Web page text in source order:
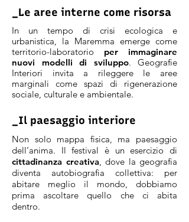
_Le aree interne come risorsa
In un tempo di crisi ecologica e
urbanistica, la Maremma emerge come
territorio-laboratorio per immaginare
nuovi modelli di sviluppo. Geografie
Interiori invita a rileggere le aree
marginali come spazi di rigenerazione
sociale, culturale e ambientale.
_Il paesaggio interiore
Non solo mappa fisica, ma paesaggio
dell’anima. Il festival è un esercizio di
cittadinanza creativa, dove la geografia
diventa autobiografia collettiva: per
abitare meglio il mondo, dobbiamo
prima ascoltare quello che ci abita
dentro.